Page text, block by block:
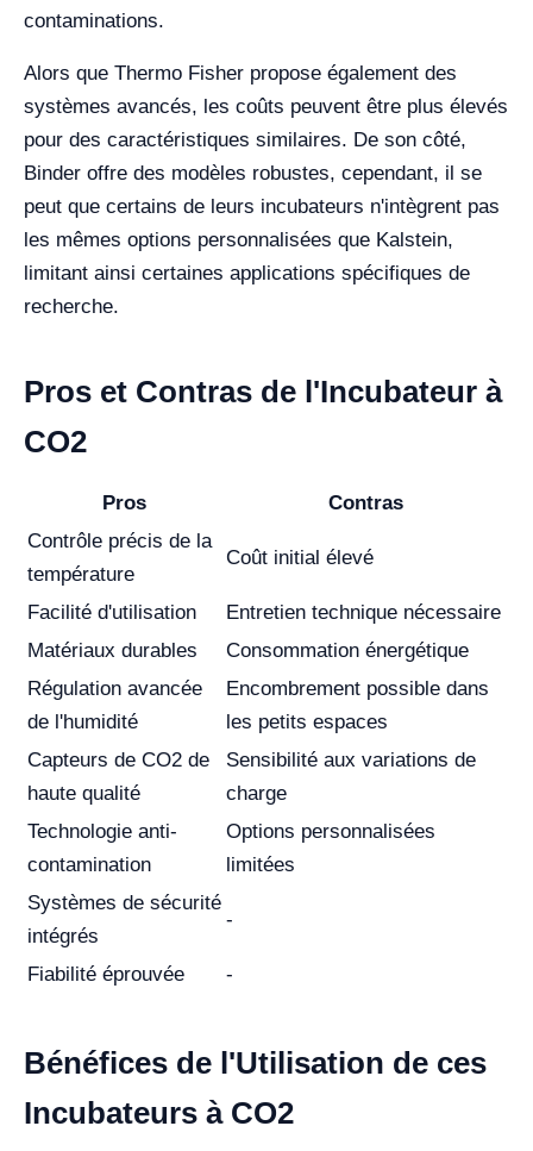
contaminations.
Alors que Thermo Fisher propose également des
systèmes avancés, les coûts peuvent être plus élevés
pour des caractéristiques similaires. De son côté,
Binder offre des modèles robustes, cependant, il se
peut que certains de leurs incubateurs n'intègrent pas
les mêmes options personnalisées que Kalstein,
limitant ainsi certaines applications spécifiques de
recherche.
Pros et Contras de l'Incubateur à
CO2
Pros
Contras
Contrôle précis de la
température
Coût initial élevé
Facilité d'utilisation
Entretien technique nécessaire
Matériaux durables
Consommation énergétique
Régulation avancée
de l'humidité
Encombrement possible dans
les petits espaces
Capteurs de CO2 de
haute qualité
Sensibilité aux variations de
charge
Technologie anti-
contamination
Options personnalisées
limitées
Systèmes de sécurité
intégrés
-
Fiabilité éprouvée -
Bénéfices de l'Utilisation de ces
Incubateurs à CO2